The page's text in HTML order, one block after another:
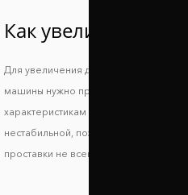
Как увеличить
Для увеличения дорожного просвета
машины нужно правильно подобрать
характеристикам проставки.
нестабильной, поэтому повышается
проставки не всегда позволяют